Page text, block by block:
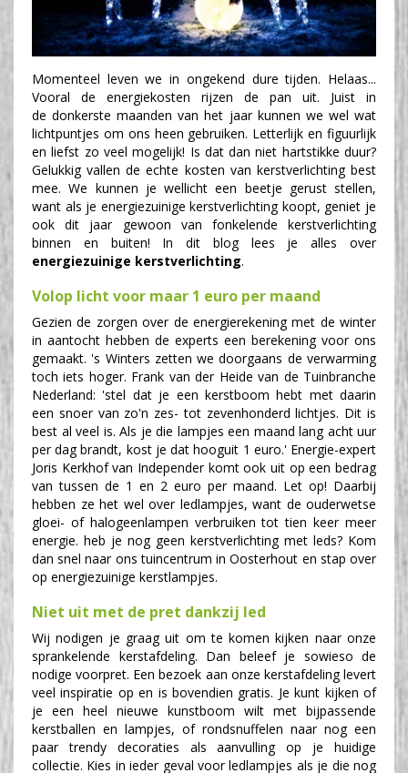
Momenteel leven we in ongekend dure tijden. Helaas...
Vooral de energiekosten rijzen de pan uit. Juist in
de donkerste maanden van het jaar kunnen we wel wat
lichtpuntjes om ons heen gebruiken. Letterlijk en figuurlijk
en liefst zo veel mogelijk! Is dat dan niet hartstikke duur?
Gelukkig vallen de echte kosten van kerstverlichting best
mee. We kunnen je wellicht een beetje gerust stellen,
want als je energiezuinige kerstverlichting koopt, geniet je
ook dit jaar gewoon van fonkelende kerstverlichting
binnen en buiten! In dit blog lees je alles over
energiezuinige kerstverlichting.
Volop licht voor maar 1 euro per maand
Gezien de zorgen over de energierekening met de winter
in aantocht hebben de experts een berekening voor ons
gemaakt. 's Winters zetten we doorgaans de verwarming
toch iets hoger. Frank van der Heide van de Tuinbranche
Nederland: 'stel dat je een kerstboom hebt met daarin
een snoer van zo'n zes- tot zevenhonderd lichtjes. Dit is
best al veel is. Als je die lampjes een maand lang acht uur
per dag brandt, kost je dat hooguit 1 euro.' Energie-expert
Joris Kerkhof van Independer komt ook uit op een bedrag
van tussen de 1 en 2 euro per maand. Let op! Daarbij
hebben ze het wel over ledlampjes, want de ouderwetse
gloei- of halogeenlampen verbruiken tot tien keer meer
energie. heb je nog geen kerstverlichting met leds? Kom
dan snel naar ons tuincentrum in Oosterhout en stap over
op energiezuinige kerstlampjes.
Niet uit met de pret dankzij led
Wij nodigen je graag uit om te komen kijken naar onze
sprankelende kerstafdeling. Dan beleef je sowieso de
nodige voorpret. Een bezoek aan onze kerstafdeling levert
veel inspiratie op en is bovendien gratis. Je kunt kijken of
je een heel nieuwe kunstboom wilt met bijpassende
kerstballen en lampjes, of rondsnuffelen naar nog een
paar trendy decoraties als aanvulling op je huidige
collectie. Kies in ieder geval voor ledlampjes als je die nog